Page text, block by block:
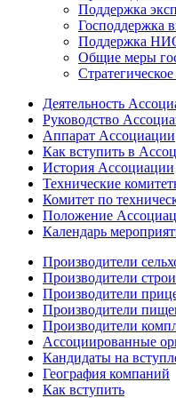
Поддержка
Господдержка
Поддержка
Общие меры
Деятельность
Руководство
Аппарат Ассоциации
Как вступить в
История Ассоциации
Технические
Комитет по
Положение
Календарь
Производители
Производители
Производители
Производители
Производители
Ассоциированные
Кандидаты на
География компаний
Как вступить